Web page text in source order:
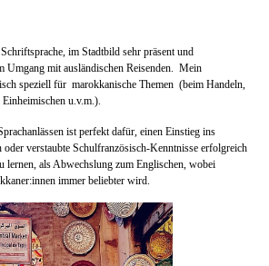
im Stadtbild sehr präsent und
Umgang mit ausländischen Reisenden. Mein
speziell für marokkanische Themen (beim Handeln,
u.v.m.).
ist perfekt dafür, einen Einstieg ins
verstaubte Schulfranzösisch-Kenntnisse erfolgreich
lernen, als Abwechslung zum Englischen, wobei
immer beliebter wird.